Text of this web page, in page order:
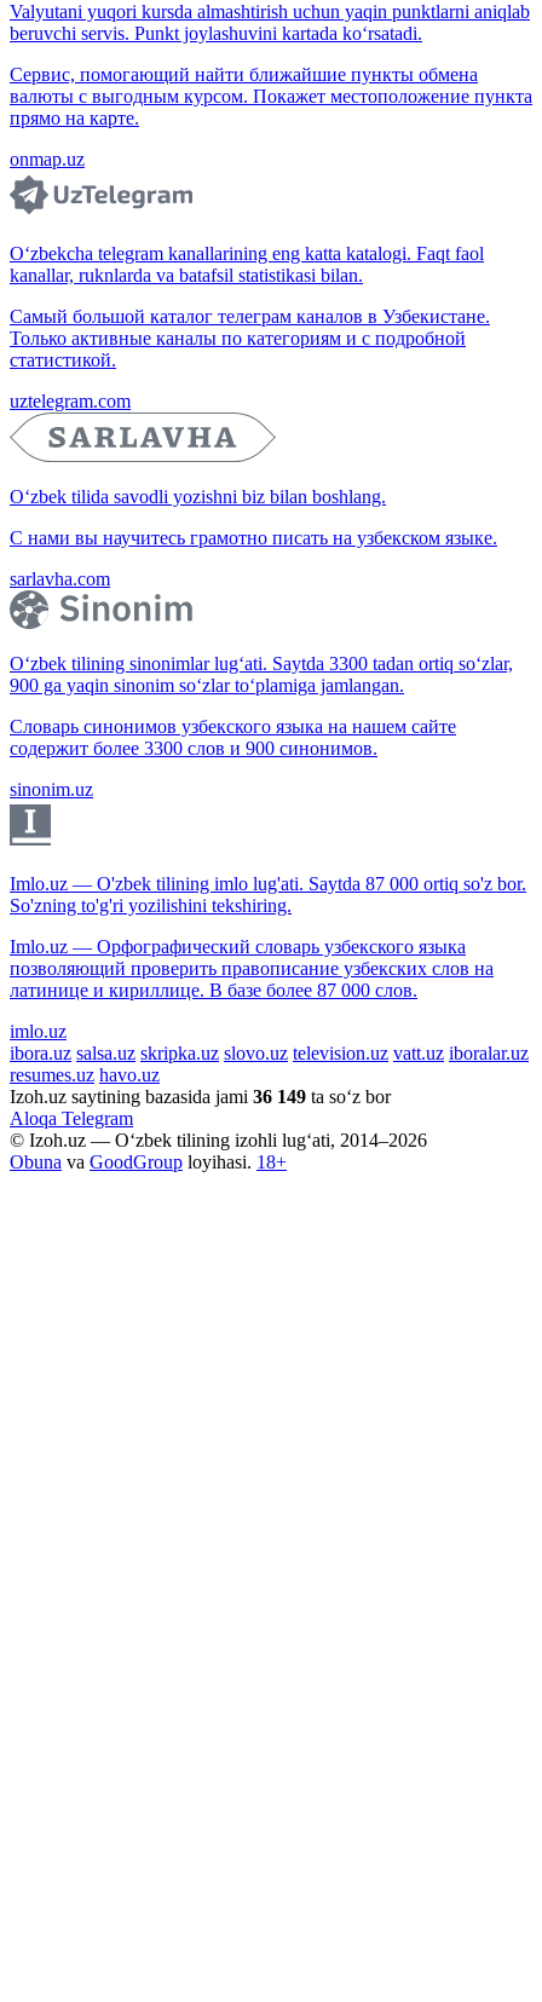
Valyutani yuqori kursda almashtirish uchun yaqin punktlarni aniqlab
beruvchi servis. Punkt joylashuvini kartada ko‘rsatadi.
Сервис, помогающий найти ближайшие пункты обмена
валюты с выгодным курсом. Покажет местоположение пункта
прямо на карте.
onmap.uz
O‘zbekcha telegram kanallarining eng katta katalogi. Faqt faol
kanallar, ruknlarda va batafsil statistikasi bilan.
Самый большой каталог телеграм каналов в Узбекистане.
Только активные каналы по категориям и с подробной
статистикой.
uztelegram.com
O‘zbek tilida savodli yozishni biz bilan boshlang.
С нами вы научитесь грамотно писать на узбекском языке.
sarlavha.com
O‘zbek tilining sinonimlar lug‘ati. Saytda 3300 tadan ortiq so‘zlar,
900 ga yaqin sinonim so‘zlar to‘plamiga jamlangan.
Словарь синонимов узбекского языка на нашем сайте
содержит более 3300 слов и 900 синонимов.
sinonim.uz
Imlo.uz — O'zbek tilining imlo lug'ati. Saytda 87 000 ortiq so'z bor.
So'zning to'g'ri yozilishini tekshiring.
Imlo.uz — Орфографический словарь узбекского языка
позволяющий проверить правописание узбекских слов на
латинице и кириллице. В базе более 87 000 слов.
imlo.uz
ibora.uz salsa.uz skripka.uz slovo.uz television.uz vatt.uz iboralar.uz
resumes.uz havo.uz
Izoh.uz saytining bazasida jami 36 149 ta so‘z bor
Aloqa Telegram
© Izoh.uz — O‘zbek tilining izohli lug‘ati, 2014–2026
Obuna va GoodGroup loyihasi. 18+